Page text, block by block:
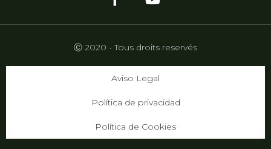
Ⓒ 2020 - Tous droits reservés
Aviso Legal
Política de privacidad
Política de Cookies